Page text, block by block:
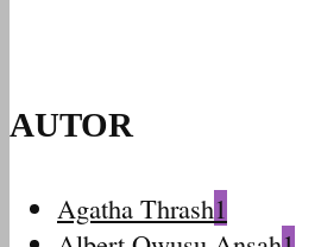
AUTOR
Agatha Thrash1